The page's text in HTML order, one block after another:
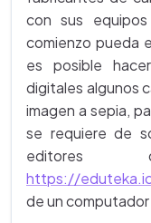
con sus
comienzo pueda
es posible
digitales algunos
imagen a sepia,
se requiere de
editores
https://
de un